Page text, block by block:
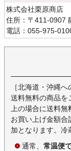
株式会社栗原商店
住所：〒411-0907
電話：055-975-
［北海道・沖縄へ
送料無料の商品を
上の場合に送料
お買い上げ金額合
加となります。冷
通常、 常温便